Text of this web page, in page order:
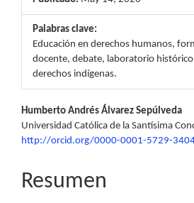
Palabras clave:
Educación en derechos humanos,
docente, debate, laboratorio
derechos indígenas.
Contenido
principal
artículo
Humberto Andrés Álvarez Sepúlveda
Universidad Católica de la Santísima
http://orcid.org/0000-0001-5729-
Resumen